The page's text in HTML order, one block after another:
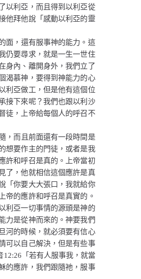
以利亞，而且得到以利亞從
他拜他說「感動以利亞的靈
面，還有服事神的能力。這
仍要尋求，就是一生一世住
身內、離開身外，我們立了
渴慕神，要得到神能力的心
利亞做工，但是他有這個位
接下來呢？我們也跟以利沙
徒，上帝給每個人的呼召不
，而且前面還有一段時間是
想要作主的門徒，或者是我
許和呼召是真的。上帝當初
了，他就相信這個應許是真
「你要大大張口，我就給你
帝的應許和呼召是真實的。
利亞一切事情的源頭是神的
力是從神而來的。神要我們
河的時候，就必須要有信心
可以自己解決，但是有些事
12:26 「若有人服事我，就當
的應許，我們跟隨祂，服事